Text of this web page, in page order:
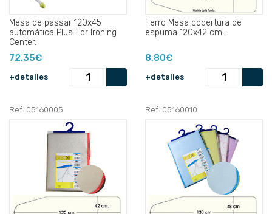
Mesa de passar 120x45
automática Plus For Ironing
Center.
72,35€
+detalles
Ferro Mesa cobertura de
espuma 120x42 cm..
8,80€
+detalles
Ref: 05160005 Ref: 05160010